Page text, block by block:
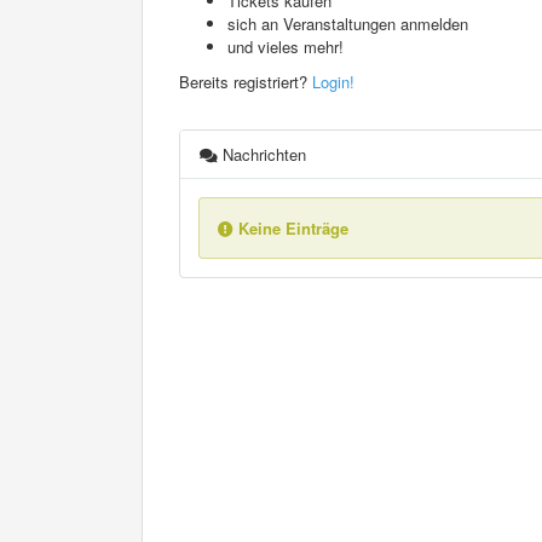
sich an Veranstaltungen anmelden
und vieles mehr!
Bereits registriert? Login!
Nachrichten
Keine Einträge